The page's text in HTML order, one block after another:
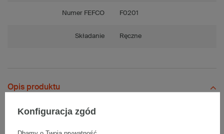
Numer FEFCO F0201
Składanie Ręczne
Opis produktu
Konfiguracja zgód